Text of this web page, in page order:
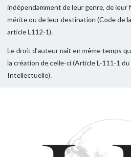
indépendamment de leur genre, de leur
mérite ou de leur destination (Code de
article L112-1).
Le droit d’auteur naît en même temps
la création de celle-ci (Article L-111-1
Intellectuelle).